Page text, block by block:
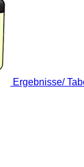
Ergebnisse/